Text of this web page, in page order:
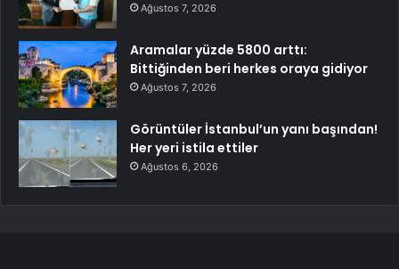
Ağustos 7, 2026
Aramalar yüzde 5800 arttı:
Bittiğinden beri herkes oraya gidiyor
Ağustos 7, 2026
Görüntüler İstanbul’un yanı başından!
Her yeri istila ettiler
Ağustos 6, 2026